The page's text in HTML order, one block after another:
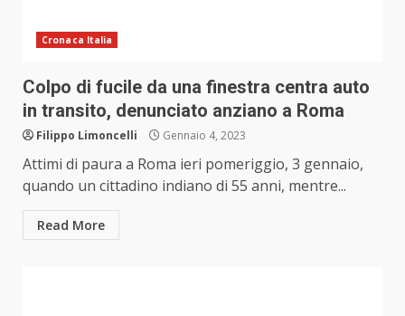
Cronaca Italia
Colpo di fucile da una finestra centra auto
in transito, denunciato anziano a Roma
Filippo Limoncelli Gennaio 4, 2023
Attimi di paura a Roma ieri pomeriggio, 3 gennaio,
quando un cittadino indiano di 55 anni, mentre...
Read More